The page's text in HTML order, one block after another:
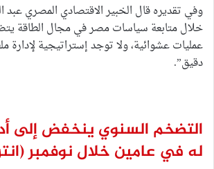
وفي تقديره قال الخبير الاقتصادي المصري
خلال متابعة سياسات مصر في مجال الطاقة
عمليات عشوائية، ولا توجد إستراتيجية لإدارة
دقيق”.
التضخم السنوي ينخفض إلى
له في عامين خلال نوفمبر